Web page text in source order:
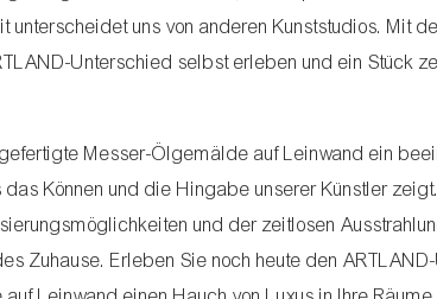
unterscheidet uns von anderen Kunststudios. Mit
Unterschied selbst erleben und ein Stück
Messer-Ölgemälde auf Leinwand ein
Können und die Hingabe unserer Künstler
und der zeitlosen
Zuhause. Erleben Sie noch heute den